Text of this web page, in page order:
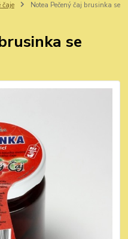
čaje
Notea Pečený čaj brusinka se
se